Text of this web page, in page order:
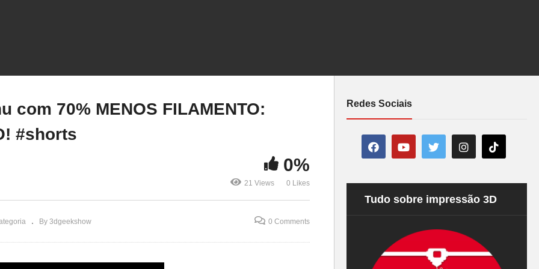
#fidget
MENOS FILAMENTO:
#3dprint #impressão3d
com 70% MENOS FILAMENTO:
#shorts
0%
21 Views 0 Likes
By 3dgeekshow 0 Comments
Redes Sociais
Tudo sobre impressão 3D